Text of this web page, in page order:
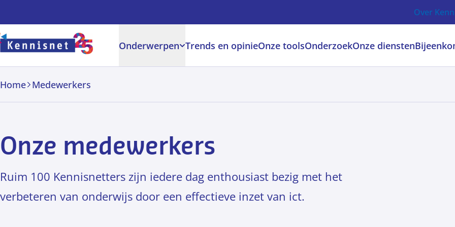
Over
Onderwerpen Trends en opinieOnze toolsOnderzoekOnze diensten
Home Medewerkers
Onze medewerkers
Ruim 100 Kennisnetters zijn iedere dag enthousiast bezig met het
verbeteren van onderwijs door een effectieve inzet van ict.